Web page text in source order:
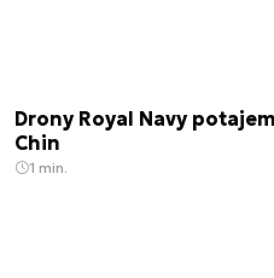
Drony Royal Navy
Chin
1 min.